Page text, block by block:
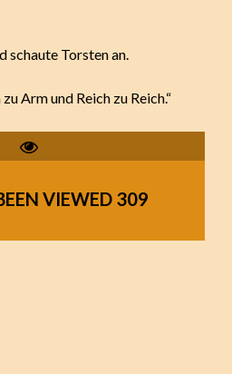
schaute Torsten an.
Arm und Reich zu Reich.“
VIEWED 309